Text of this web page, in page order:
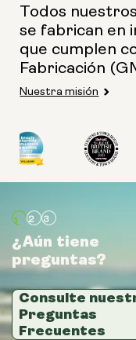
Todos
se fabrican en
que cumplen
Fabricación
Nuestra misión
¿Aún tiene
preguntas?
Consulte
Preguntas
Frecuentes
¿Aún tiene
preguntas?
Consulte
Preguntas
Frecuentes
¿Aún tiene
preguntas?
Consulte
Preguntas
Frecuentes